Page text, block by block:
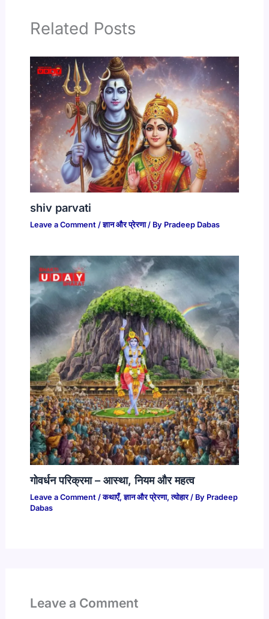
Related Posts
shiv parvati
Leave a Comment /ज्ञान और प्रेरणा/ By Pradeep Dabas
गोवर्धन परिक्रमा – आस्था, नियम और महत्व
Leave a Comment /कथाएँ,ज्ञान और प्रेरणा,त्योहार/ By Pradeep
Dabas
Leave a Comment